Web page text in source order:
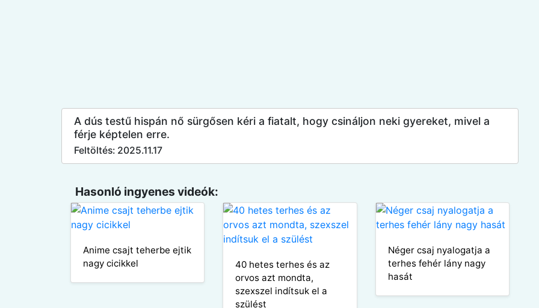
A dús testű hispán nő sürgősen kéri a fiatalt, hogy csináljon neki gyereket, mivel a
férje képtelen erre.
Feltöltés: 2025.11.17
Hasonló ingyenes videók:
Anime csajt teherbe ejtik
nagy cicikkel
40 hetes terhes és az
orvos azt mondta,
szexszel indítsuk el a
szülést
Néger csaj nyalogatja a
terhes fehér lány nagy
hasát